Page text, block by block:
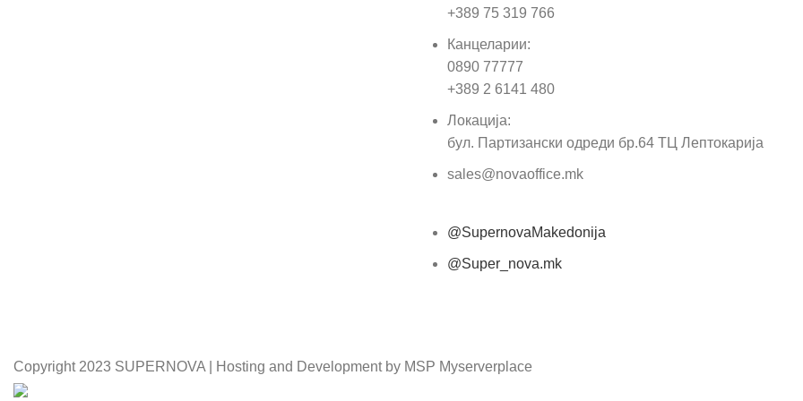
+389 75 319 766
Канцеларии:
0890 77777
+389 2 6141 480
Локација:
бул. Партизански одреди бр.64 ТЦ Лептокарија
sales@novaoffice.mk
@SupernovaMakedonija
@Super_nova.mk
Copyright 2023 SUPERNOVA | Hosting and Development by MSP Myserverplace